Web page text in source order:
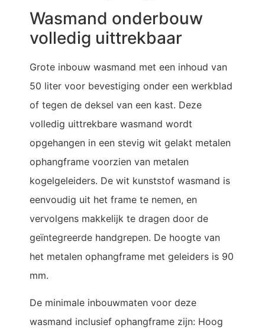
Wasmand onderbouw
volledig uittrekbaar
Grote inbouw wasmand met een inhoud van
50 liter voor bevestiging onder een werkblad
of tegen de deksel van een kast. Deze
volledig uittrekbare wasmand wordt
opgehangen in een stevig wit gelakt metalen
ophangframe voorzien van metalen
kogelgeleiders. De wit kunststof wasmand is
eenvoudig uit het frame te nemen, en
vervolgens makkelijk te dragen door de
geïntegreerde handgrepen. De hoogte van
het metalen ophangframe met geleiders is 90
mm.
De minimale inbouwmaten voor deze
wasmand inclusief ophangframe zijn: Hoog